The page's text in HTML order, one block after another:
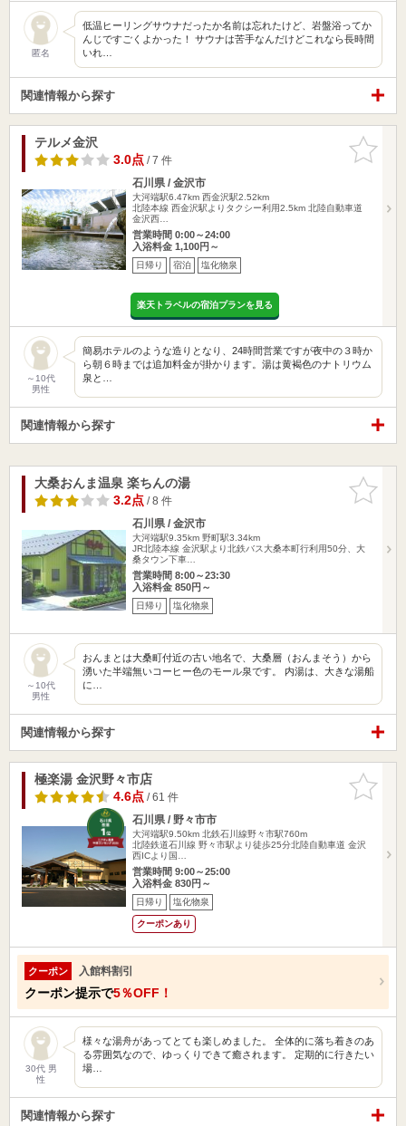
匿名
低温ヒーリングサウナだったか名前は忘れたけど、岩盤浴ってか
んじですごくよかった！ サウナは苦手なんだけどこれなら長時間
いれ…
関連情報から探す
お気に入
りに追加
テルメ金沢
3.0点/ 7 件
石川県 / 金沢市
大河端駅6.47km 西金沢駅2.52km
北陸本線 西金沢駅よりタクシー利用2.5km 北陸自動車道
金沢西…
営業時間 0:00～24:00
入浴料金 1,100円～
日帰り 宿泊 塩化物泉
楽天トラベルの宿泊プランを見る
～10代
男性
簡易ホテルのような造りとなり、24時間営業ですが夜中の３時か
ら朝６時までは追加料金が掛かります。湯は黄褐色のナトリウム
泉と…
関連情報から探す
お気に入
りに追加
大桑おんま温泉 楽ちんの湯
3.2点/ 8 件
石川県 / 金沢市
大河端駅9.35km 野町駅3.34km
JR北陸本線 金沢駅より北鉄バス大桑本町行利用50分、大
桑タウン下車…
営業時間 8:00～23:30
入浴料金 850円～
日帰り 塩化物泉
～10代
男性
おんまとは大桑町付近の古い地名で、大桑層（おんまそう）から
湧いた半端無いコーヒー色のモール泉です。 内湯は、大きな湯船
に…
関連情報から探す
お気に入
りに追加
極楽湯 金沢野々市店
4.6点/ 61 件
石川県 / 野々市市
大河端駅9.50km 北鉄石川線野々市駅760m
北陸鉄道石川線 野々市駅より徒歩25分北陸自動車道 金沢
西ICより国…
営業時間 9:00～25:00
入浴料金 830円～
日帰り 塩化物泉
クーポンあり
クーポン 入館料割引
クーポン提示で5％OFF！
30代 男
性
様々な湯舟があってとても楽しめました。 全体的に落ち着きのあ
る雰囲気なので、ゆっくりできて癒されます。 定期的に行きたい
場…
関連情報から探す